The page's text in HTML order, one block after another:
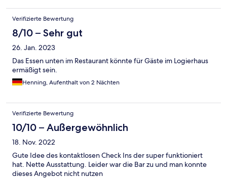
Verifizierte Bewertung
8/10 – Sehr gut
26. Jan. 2023
Das Essen unten im Restaurant könnte für Gäste im Logierhaus
ermäßigt sein.
Henning, Aufenthalt von 2 Nächten
Verifizierte Bewertung
10/10 – Außergewöhnlich
18. Nov. 2022
Gute Idee des kontaktlosen Check Ins der super funktioniert
hat. Nette Ausstattung. Leider war die Bar zu und man konnte
dieses Angebot nicht nutzen